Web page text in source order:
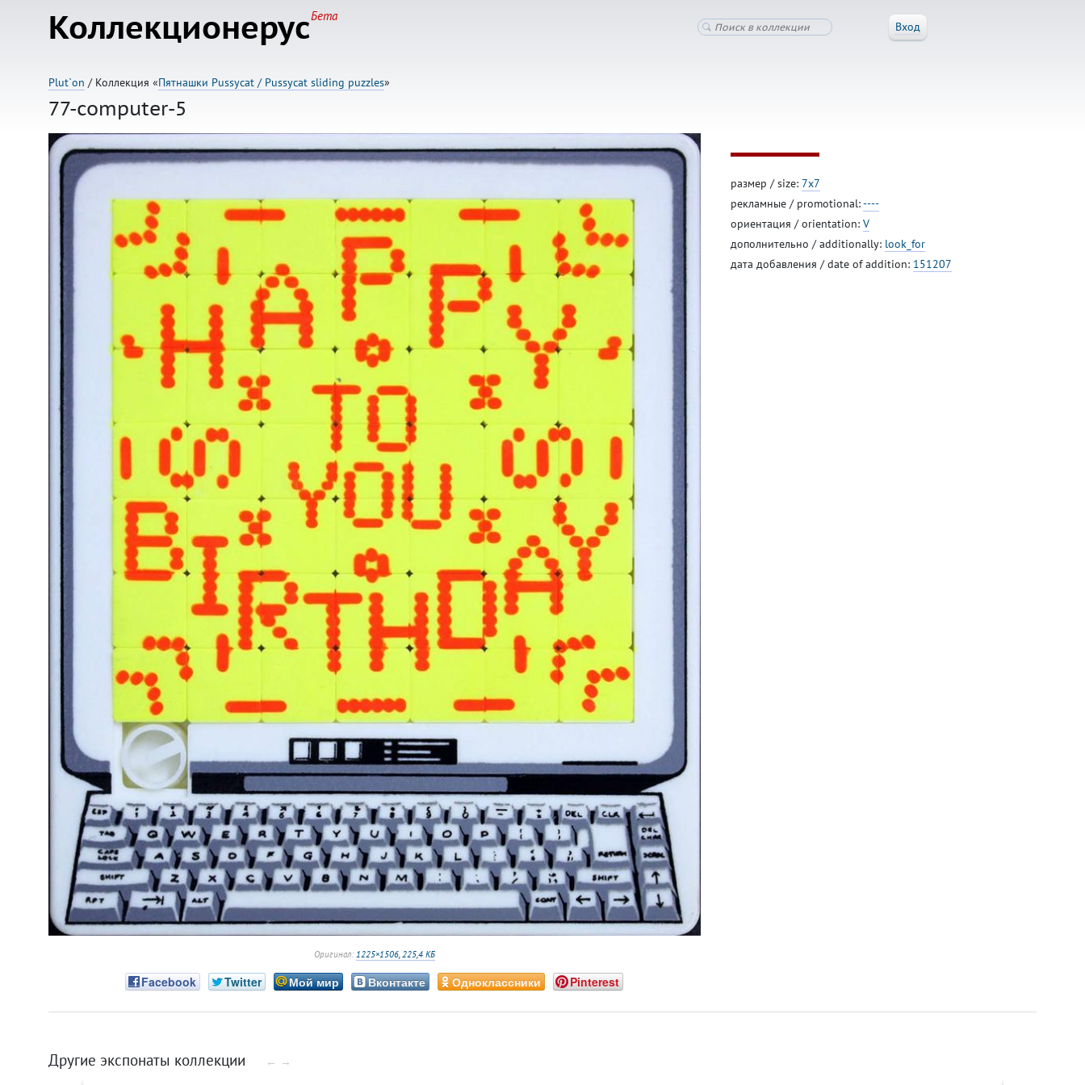
КоллекционерусБета
Вход
Plut`on / Коллекция «Пятнашки Pussycat / Pussycat sliding puzzles»
77-computer-5
Оригинал: 1225×1506, 225,4 КБ
Facebook Twitter Мой мир Вконтакте Одноклассники Pinterest
размер / size: 7x7
рекламные / promotional:----
ориентация / orientation: V
дополнительно / additionally: look_for
дата добавления / date of addition: 151207
Другие экспонаты коллекции ← →